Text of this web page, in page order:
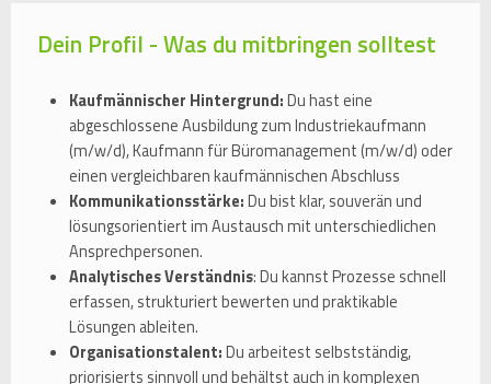
Dein Profil - Was du mitbringen solltest
Kaufmännischer Hintergrund:Du hast eine
abgeschlossene Ausbildung zum Industriekaufmann
(m/w/d), Kaufmann für Büromanagement (m/w/d) oder
einen vergleichbaren kaufmännischen Abschluss
Kommunikationsstärke:Du bist klar, souverän und
lösungsorientiert im Austausch mit unterschiedlichen
Ansprechpersonen.
Analytisches Verständnis: Du kannst Prozesse schnell
erfassen, strukturiert bewerten und praktikable
Lösungen ableiten.
Organisationstalent:Du arbeitest selbstständig,
priorisierts sinnvoll und behältst auch in komplexen